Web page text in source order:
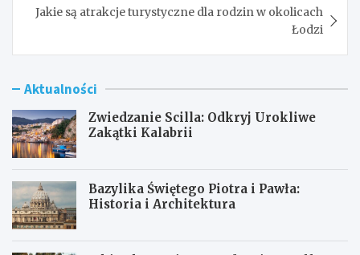
Jakie są atrakcje turystyczne dla rodzin w okolicach
Łodzi
Aktualności
Zwiedzanie Scilla: Odkryj Urokliwe
Zakątki Kalabrii
Bazylika Świętego Piotra i Pawła:
Historia i Architektura